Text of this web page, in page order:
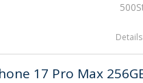
Details
17 Pro Max